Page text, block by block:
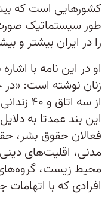
کشورهایی است که
طور سیستماتیک
را در ایران بیشتر و
او در این نامه با
زنان نوشته است:
از سه
این بند عمدتا به
فعالان حقوق بشر،
مدنی، اقلیت‌های
محیط زیست، گروه‌های
افرادی که با